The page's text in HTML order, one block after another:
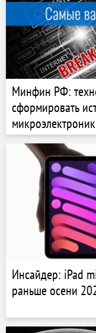
Минфин РФ:
сформировать
Инсайдер: iPad
раньше осени